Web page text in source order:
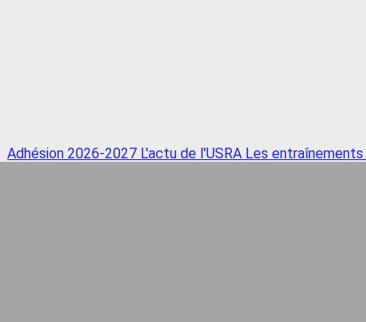
Adhésion 2026-2027 L'actu de l'USRA Les entraînements